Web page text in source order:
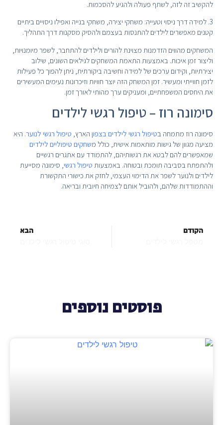
להקשיב זה לזה, לשתף פעולה ולהגיע להסכמות.
3. למידה דרך ניסוי וטעייה: משחקי יצירה, משחקי בנייה ואפילו ניסויים ביתיים
קטנים מאפשרים לילדים להתנסות בעצמם ולהסיק מסקנות דרך התהליך.
המשחקים מהווים הזדמנות מצוינת להורים ולילדים להתחבר, לשפר מיומנויות,
וליצור זמן איכות. באמצעות התאמת המשחקים לגילאים השונים, שילוב
יצירתיות, וקידום ערכים של למידה וחשיבה ביקורתית, ניתן להפוך כל פעילות
לזמן חווייתי ומעשיר. זמן המשחק הזה יוצר חוויות וזיכרונות נעימים המעשירים
את היחסים המשפחתיים, ומעניקים ערך מהותי לאורך זמן.
סימונה רוז – טיפול רגשי לילדים
סימונה רוז מתמחה בטיפול רגשי לילדים בצפון הארץ, טיפול רגשי לנוער. היא
מציעה מגוון של גישות מותאמות אישית, כולל משחקים טיפוליים לילדים
שמאפשרים להם לבטא את רגשותיהם, להתמודד עם אתגרים רגשיים
ולהתפתח בסביבה תומכת ובטוחה. באמצעות טיפול רגשי, סימונה מסייעת
לילדים ולנוער לשפר את הדימוי העצמי, לחזק את כישורי התקשורת
וההתמודדות שלהם, ולהוביל אותם לצמיחה חיובית ובריאה.
הקודם
הבא
פוסטים נוספים